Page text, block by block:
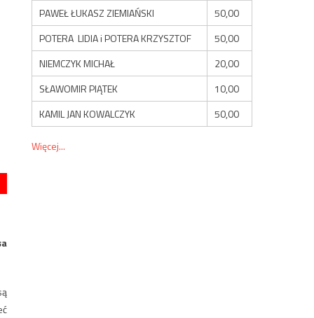
PAWEŁ ŁUKASZ ZIEMIAŃSKI
50,00
POTERA LIDIA i POTERA KRZYSZTOF
50,00
NIEMCZYK MICHAŁ
20,00
SŁAWOMIR PIĄTEK
10,00
KAMIL JAN KOWALCZYK
50,00
Więcej...